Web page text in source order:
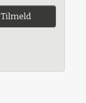
Tilmeld